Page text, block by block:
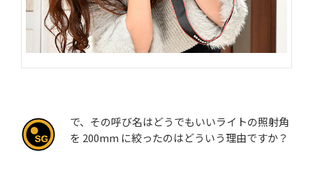
で、その呼び名はどうでもいいライトの照射角
を 200mm に絞ったのはどういう理由ですか？